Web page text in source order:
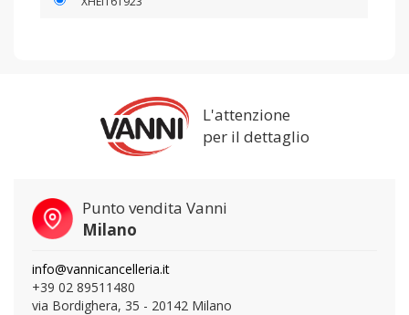
L'attenzione
per il dettaglio
Punto vendita Vanni
Milano
info@vannicancelleria.it
+39 02 89511480
via Bordighera, 35 - 20142 Milano